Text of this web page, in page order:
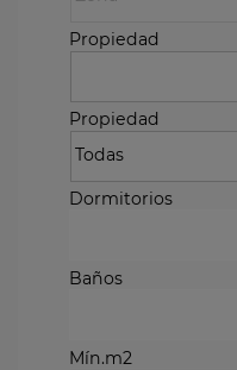
Propiedad
Propiedad
Dormitorios
Baños
Mín.m2